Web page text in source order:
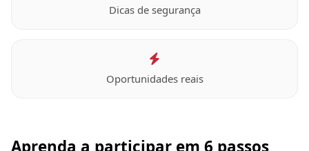
Dicas de segurança
Oportunidades reais
Aprenda a participar em 6 passos